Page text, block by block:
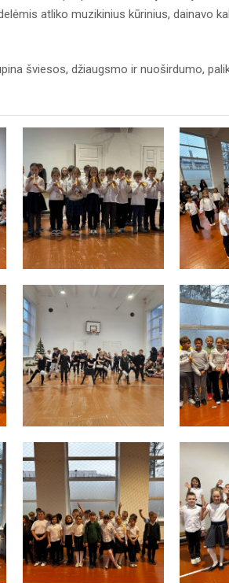
atliko muzikinius kūrinius, dainavo
šviesos, džiaugsmo ir nuoširdumo,